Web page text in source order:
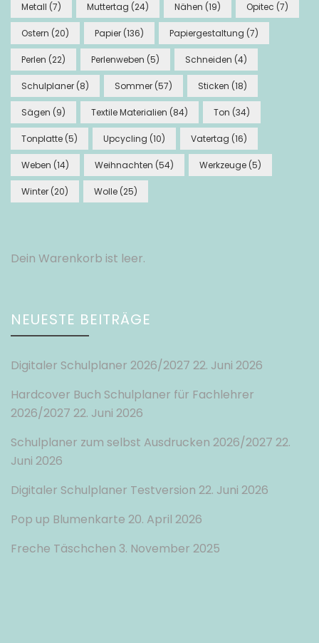
Metall (7) Muttertag (24) Nähen (19) Opitec (7)
Ostern (20) Papier (136) Papiergestaltung (7)
Perlen (22) Perlenweben (5) Schneiden (4)
Schulplaner (8) Sommer (57) Sticken (18)
Sägen (9) Textile Materialien (84) Ton (34)
Tonplatte (5) Upcycling (10) Vatertag (16)
Weben (14) Weihnachten (54) Werkzeuge (5)
Winter (20) Wolle (25)
Dein Warenkorb ist leer.
NEUESTE BEITRÄGE
Digitaler Schulplaner 2026/2027 22. Juni 2026
Hardcover Buch Schulplaner für Fachlehrer
2026/2027 22. Juni 2026
Schulplaner zum selbst Ausdrucken 2026/2027 22.
Juni 2026
Digitaler Schulplaner Testversion 22. Juni 2026
Pop up Blumenkarte 20. April 2026
Freche Täschchen 3. November 2025